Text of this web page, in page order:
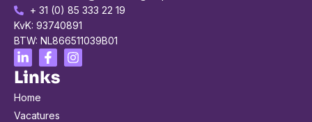
+ 31 (0) 85 333 22 19
KvK: 93740891
BTW: NL866511039B01
Links
Home
Vacatures